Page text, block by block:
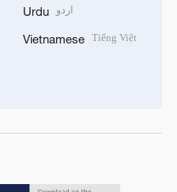
Urdu اردو
Vietnamese Tiếng Việt